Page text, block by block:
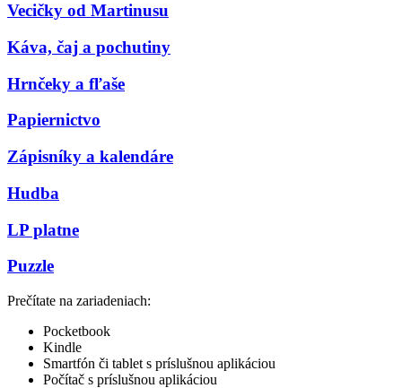
Vecičky od Martinusu
Káva, čaj a pochutiny
Hrnčeky a fľaše
Papiernictvo
Zápisníky a kalendáre
Hudba
LP platne
Puzzle
Prečítate na zariadeniach:
Pocketbook
Kindle
Smartfón či tablet s príslušnou aplikáciou
Počítač s príslušnou aplikáciou